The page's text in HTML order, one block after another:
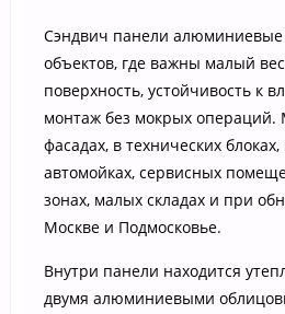
Сэндвич панели
объектов, где важны малый
поверхность, устойчивость к
монтаж без мокрых операций.
фасадах, в технических
автомойках, сервисных
зонах, малых складах и при
Москве и Подмосковье.
Внутри панели находится
двумя алюминиевыми